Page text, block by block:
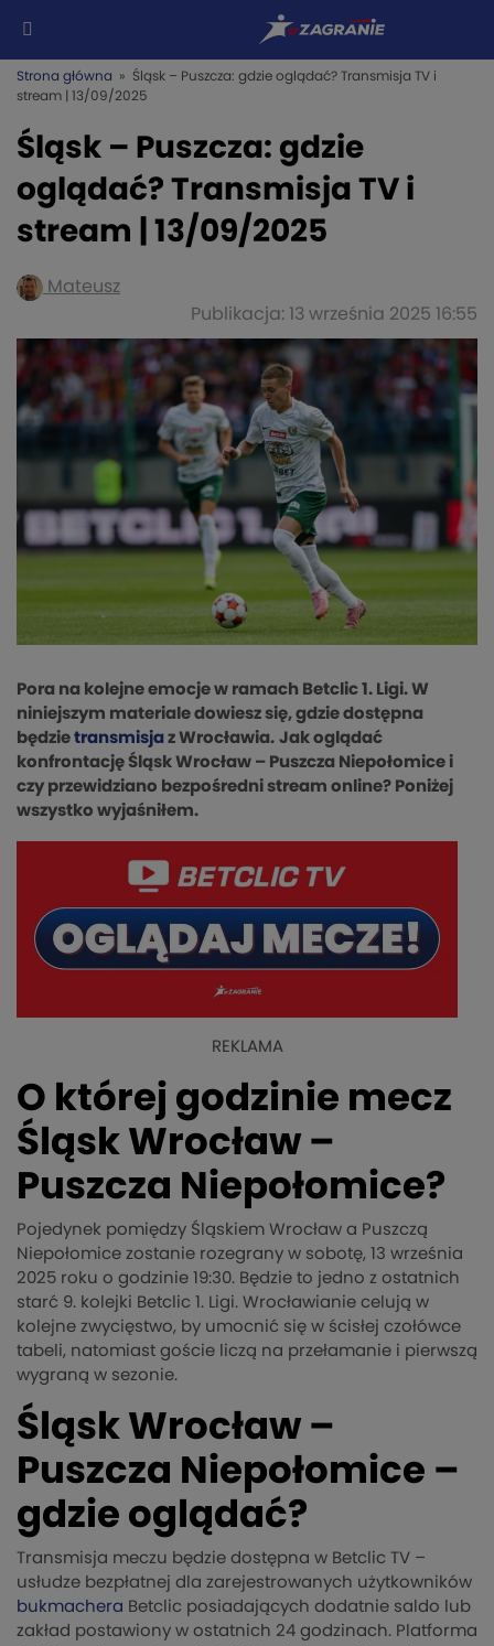
Strona główna » Śląsk – Puszcza: gdzie oglądać? Transmisja TV i
stream | 13/09/2025
Śląsk – Puszcza: gdzie
oglądać? Transmisja TV i
stream | 13/09/2025
Mateusz
Publikacja: 13 września 2025 16:55
Pora na kolejne emocje w ramach Betclic 1. Ligi. W
niniejszym materiale dowiesz się, gdzie dostępna
będzie transmisja z Wrocławia. Jak oglądać
konfrontację Śląsk Wrocław – Puszcza Niepołomice i
czy przewidziano bezpośredni stream online? Poniżej
wszystko wyjaśniłem.
REKLAMA
O której godzinie mecz
Śląsk Wrocław –
Puszcza Niepołomice?
Pojedynek pomiędzy Śląskiem Wrocław a Puszczą
Niepołomice zostanie rozegrany w sobotę, 13 września
2025 roku o godzinie 19:30. Będzie to jedno z ostatnich
starć 9. kolejki Betclic 1. Ligi. Wrocławianie celują w
kolejne zwycięstwo, by umocnić się w ścisłej czołówce
tabeli, natomiast goście liczą na przełamanie i pierwszą
wygraną w sezonie.
Śląsk Wrocław –
Puszcza Niepołomice –
gdzie oglądać?
Transmisja meczu będzie dostępna w Betclic TV –
usłudze bezpłatnej dla zarejestrowanych użytkowników
bukmachera Betclic posiadających dodatnie saldo lub
zakład postawiony w ostatnich 24 godzinach. Platforma